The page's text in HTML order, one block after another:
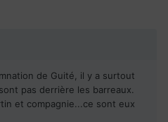
de Guité, il y a surtout
pas derrière les barreaux.
et compagnie...ce sont eux